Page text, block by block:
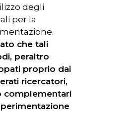
degli
per la
che tali
peraltro
proprio dai
ricercatori,
complementari